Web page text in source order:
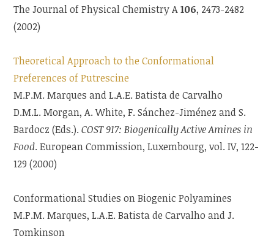
The Journal of Physical Chemistry A106, 2473-2482
(2002)
Theoretical Approach to the Conformational
Preferences of Putrescine
M.P.M. Marques and L.A.E. Batista de Carvalho
D.M.L. Morgan, A. White, F. Sánchez-Jiménez and S.
Bardocz (Eds.).COST 917: Biogenically Active Amines in
Food. European Commission, Luxembourg, vol. IV, 122-
129 (2000)
Conformational Studies on Biogenic Polyamines
M.P.M. Marques, L.A.E. Batista de Carvalho and J.
Tomkinson